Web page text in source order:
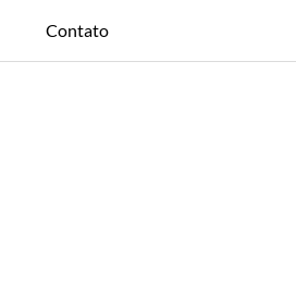
Contato